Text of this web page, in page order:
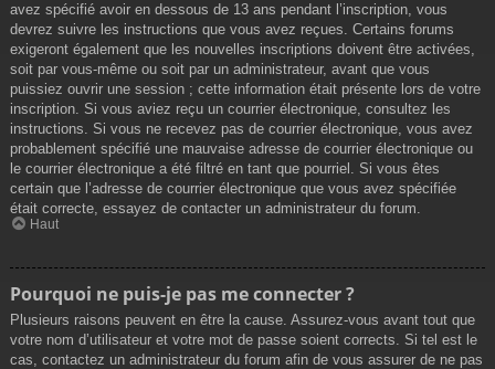
avez spécifié avoir en dessous de 13 ans pendant l’inscription, vous
devrez suivre les instructions que vous avez reçues. Certains forums
exigeront également que les nouvelles inscriptions doivent être activées,
soit par vous-même ou soit par un administrateur, avant que vous
puissiez ouvrir une session ; cette information était présente lors de votre
inscription. Si vous aviez reçu un courrier électronique, consultez les
instructions. Si vous ne recevez pas de courrier électronique, vous avez
probablement spécifié une mauvaise adresse de courrier électronique ou
le courrier électronique a été filtré en tant que pourriel. Si vous êtes
certain que l’adresse de courrier électronique que vous avez spécifiée
était correcte, essayez de contacter un administrateur du forum.
Haut
Pourquoi ne puis-je pas me connecter ?
Plusieurs raisons peuvent en être la cause. Assurez-vous avant tout que
votre nom d’utilisateur et votre mot de passe soient corrects. Si tel est le
cas, contactez un administrateur du forum afin de vous assurer de ne pas